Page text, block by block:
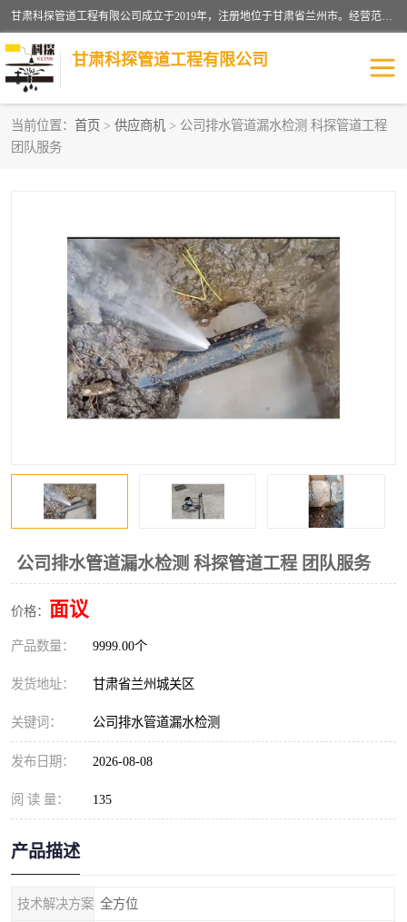
甘肃科探管道工程有限公司成立于2019年，注册地位于甘肃省兰州市。经营范围包括管道安装、清洗、疏通、维修、检测，防水工程，工程钻孔，化粪池清理，暖气安装，给排水管道安装维修，室内外管道如消防、供水、供热管道漏水检测定位，室内外防水堵漏等。
甘肃科探管道工程有限公司
当前位置： 首页 > 供应商机 > 公司排水管道漏水检测 科探管道工程
团队服务
公司排水管道漏水检测 科探管道工程 团队服务
价格： 面议
产品数量： 9999.00个
发货地址： 甘肃省兰州城关区
关键词： 公司排水管道漏水检测
发布日期： 2026-08-08
阅 读 量： 135
产品描述
技术解决方案 全方位
管道安装维修
供热管道漏水 排水管道漏水
自来水管漏水 管道疏通
高压车疏通清淤